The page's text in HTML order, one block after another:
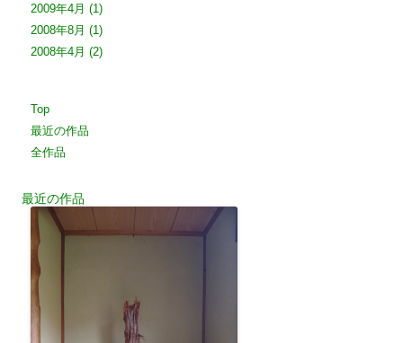
2009年4月 (1)
2008年8月 (1)
2008年4月 (2)
Top
最近の作品
全作品
最近の作品